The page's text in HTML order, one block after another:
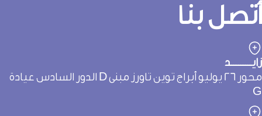
بنا
محور 26 يوليو أبراج توين تاورز مبنى D الدور السادس عيادة